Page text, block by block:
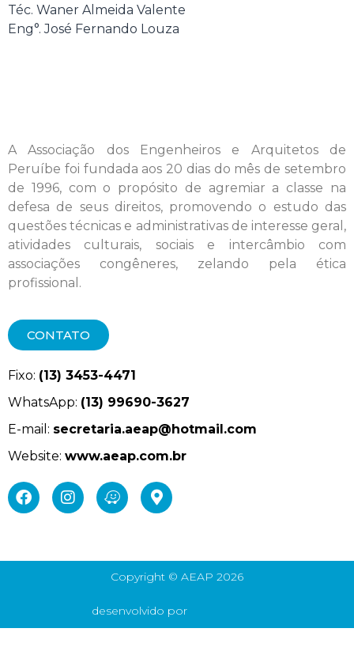
Téc. Waner Almeida Valente
Eng°. José Fernando Louza
A Associação dos Engenheiros e Arquitetos de
Peruíbe foi fundada aos 20 dias do mês de setembro
de 1996, com o propósito de agremiar a classe na
defesa de seus direitos, promovendo o estudo das
questões técnicas e administrativas de interesse geral,
atividades culturais, sociais e intercâmbio com
associações congêneres, zelando pela ética
profissional.
CONTATO
Fixo: (13) 3453-4471
WhatsApp: (13) 99690-3627
E-mail: secretaria.aeap@hotmail.com
Website: www.aeap.com.br
Copyright © AEAP 2026
desenvolvido por